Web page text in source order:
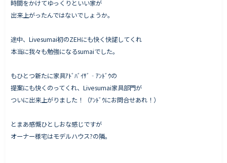
時間をかけてゆっくりといい家が
出来上がったんではないでしょうか。
途中、Livesumai初のZEHにも快く快諾してくれ
本当に我々も勉強になるsumaiでした。
もひとつ新たに家具ｱﾄﾞﾊﾞｲｻﾞ‐ｱﾝﾄﾞｳの
提案にも快くのってくれ、Livesumai家具部門が
ついに出来上がりました！（ｱﾝﾄﾞｳにお問合せあれ！）
とまあ感慨ひとしおな感じですが
オーナー様宅はモデルハウス?の隣。